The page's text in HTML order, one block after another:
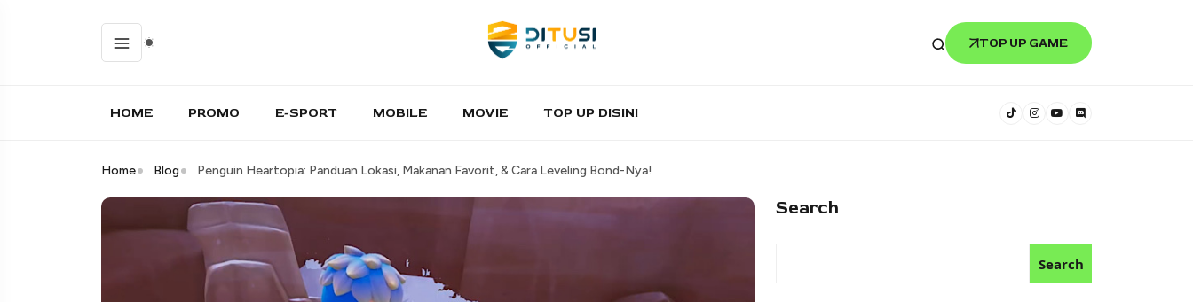
TOP UP GAME
HOME PROMO E-SPORT MOBILE MOVIE TOP UP DISINI
Home Blog Penguin Heartopia: Panduan Lokasi, Makanan Favorit, & Cara Leveling Bond-Nya!
Search
Search